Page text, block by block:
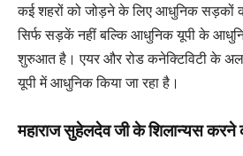
कई शहरों को जोड़ने के लिए आधुनिक सड़कों का
सिर्फ सड़कें नहीं बल्कि आधुनिक यूपी के
शुरुआत है। एयर और रोड कनेक्टिविटी के
यूपी में आधुनिक किया जा रहा है।
महाराज सुहेलदेव जी के शिलान्यस करने